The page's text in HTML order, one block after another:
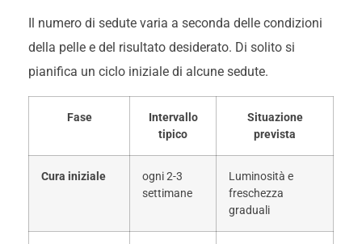
Il numero di sedute varia a seconda delle condizioni
della pelle e del risultato desiderato. Di solito si
pianifica un ciclo iniziale di alcune sedute.
Fase
Intervallo
tipico
Situazione
prevista
Cura iniziale
ogni 2-3
settimane
Luminosità e
freschezza
graduali